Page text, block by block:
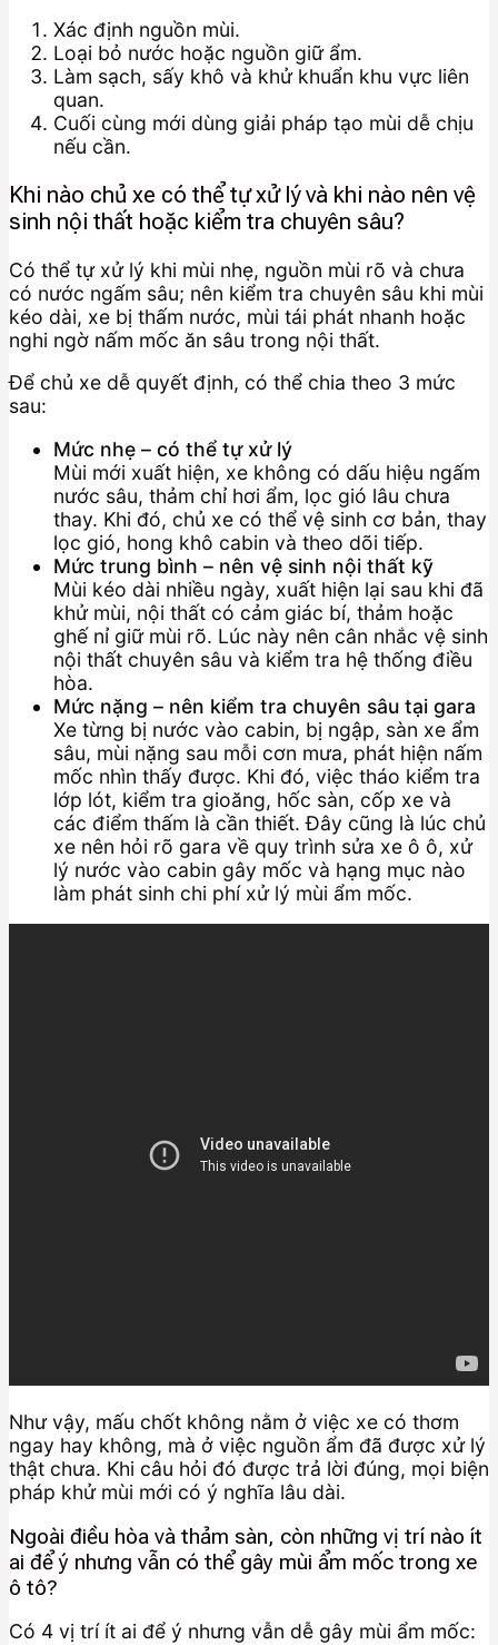
Xác định nguồn mùi.
Loại bỏ nước hoặc nguồn giữ ẩm.
Làm sạch, sấy khô và khử khuẩn khu vực liên
quan.
Cuối cùng mới dùng giải pháp tạo mùi dễ chịu
nếu cần.
Khi nào chủ xe có thể tự xử lý và khi nào nên vệ
sinh nội thất hoặc kiểm tra chuyên sâu?
Có thể tự xử lý khi mùi nhẹ, nguồn mùi rõ và chưa
có nước ngấm sâu; nên kiểm tra chuyên sâu khi mùi
kéo dài, xe bị thấm nước, mùi tái phát nhanh hoặc
nghi ngờ nấm mốc ăn sâu trong nội thất.
Để chủ xe dễ quyết định, có thể chia theo 3 mức
sau:
Mức nhẹ – có thể tự xử lý
Mùi mới xuất hiện, xe không có dấu hiệu ngấm
nước sâu, thảm chỉ hơi ẩm, lọc gió lâu chưa
thay. Khi đó, chủ xe có thể vệ sinh cơ bản, thay
lọc gió, hong khô cabin và theo dõi tiếp.
Mức trung bình – nên vệ sinh nội thất kỹ
Mùi kéo dài nhiều ngày, xuất hiện lại sau khi đã
khử mùi, nội thất có cảm giác bí, thảm hoặc
ghế nỉ giữ mùi rõ. Lúc này nên cân nhắc vệ sinh
nội thất chuyên sâu và kiểm tra hệ thống điều
hòa.
Mức nặng – nên kiểm tra chuyên sâu tại gara
Xe từng bị nước vào cabin, bị ngập, sàn xe ẩm
sâu, mùi nặng sau mỗi cơn mưa, phát hiện nấm
mốc nhìn thấy được. Khi đó, việc tháo kiểm tra
lớp lót, kiểm tra gioăng, hốc sàn, cốp xe và
các điểm thấm là cần thiết. Đây cũng là lúc chủ
xe nên hỏi rõ gara về quy trình sửa xe ô ô, xử
lý nước vào cabin gây mốc và hạng mục nào
làm phát sinh chi phí xử lý mùi ẩm mốc.
Như vậy, mấu chốt không nằm ở việc xe có thơm
ngay hay không, mà ở việc nguồn ẩm đã được xử lý
thật chưa. Khi câu hỏi đó được trả lời đúng, mọi biện
pháp khử mùi mới có ý nghĩa lâu dài.
Ngoài điều hòa và thảm sàn, còn những vị trí nào ít
ai để ý nhưng vẫn có thể gây mùi ẩm mốc trong xe
ô tô?
Có 4 vị trí ít ai để ý nhưng vẫn dễ gây mùi ẩm mốc: